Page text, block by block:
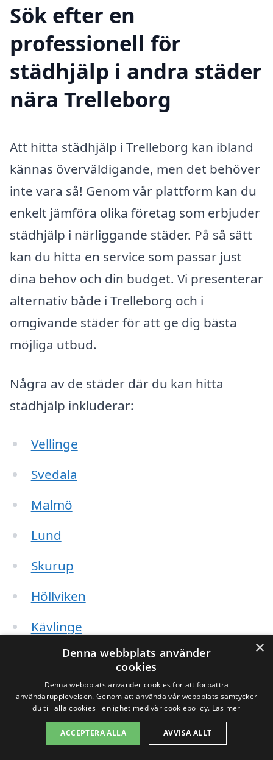
Sök efter en
professionell för
städhjälp i andra städer
nära Trelleborg
Att hitta städhjälp i Trelleborg kan ibland
kännas överväldigande, men det behöver
inte vara så! Genom vår plattform kan du
enkelt jämföra olika företag som erbjuder
städhjälp i närliggande städer. På så sätt
kan du hitta en service som passar just
dina behov och din budget. Vi presenterar
alternativ både i Trelleborg och i
omgivande städer för att ge dig bästa
möjliga utbud.
Några av de städer där du kan hitta
städhjälp inkluderar:
Vellinge
Svedala
Malmö
Lund
Skurup
Höllviken
Kävlinge
Östra Grevie
Limhamn
Tygelsjö
×
Denna webbplats använder
cookies
Denna webbplats använder cookies för att förbättra
användarupplevelsen. Genom att använda vår webbplats samtycker
du till alla cookies i enlighet med vår cookiepolicy. Läs mer
ACCEPTERA ALLA AVVISA ALLT